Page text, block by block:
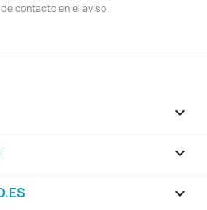
contacto en el aviso


